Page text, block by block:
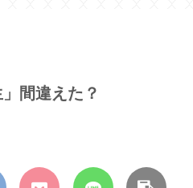
間違えた？